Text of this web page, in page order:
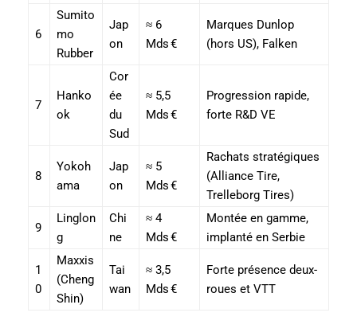
6
Sumito
mo
Rubber
Jap
on
≈ 6
Mds €
Marques Dunlop
(hors US), Falken
7
Hanko
ok
Cor
ée
du
Sud
≈ 5,5
Mds €
Progression rapide,
forte R&D VE
8
Yokoh
ama
Jap
on
≈ 5
Mds €
Rachats stratégiques
(Alliance Tire,
Trelleborg Tires)
9
Linglon
g
Chi
ne
≈ 4
Mds €
Montée en gamme,
implanté en Serbie
1
0
Maxxis
(Cheng
Shin)
Tai
wan
≈ 3,5
Mds €
Forte présence deux-
roues et VTT